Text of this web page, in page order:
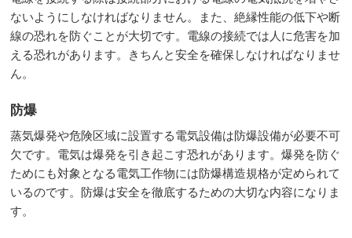
ないようにしなければなりません。また、絶縁性能の低下や断
線の恐れを防ぐことが大切です。電線の接続では人に危害を加
える恐れがあります。きちんと安全を確保しなければなりませ
ん。
防爆
蒸気爆発や危険区域に設置する電気設備は防爆設備が必要不可
欠です。電気は爆発を引き起こす恐れがあります。爆発を防ぐ
ためにも対象となる電気工作物には防爆構造規格が定められて
いるのです。防爆は安全を徹底するための大切な内容になりま
す。